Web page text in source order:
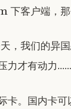
客户端，
，我们的异
力才有动力……
。国内卡